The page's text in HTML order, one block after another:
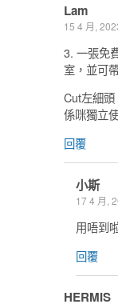
Lam
15 4 月,
3. 一張免
室，並可
Cut左細
係咪獨立
回覆
小斯
17 4 月,
用唔到
回覆
HERMIS